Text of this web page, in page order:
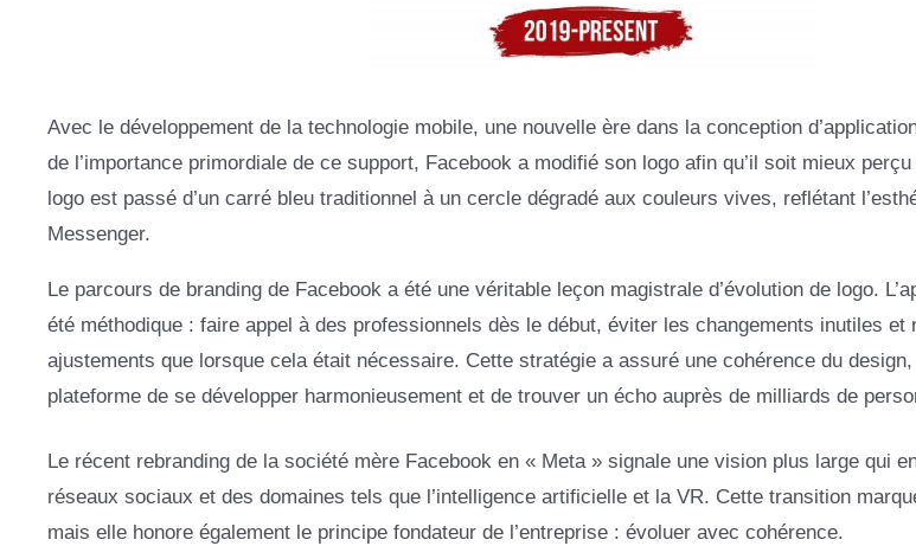
Avec le développement de la technologie mobile, une nouvelle ère dans la conception
de l’importance primordiale de ce support, Facebook a modifié son logo afin qu’il soit mieux
logo est passé d’un carré bleu traditionnel à un cercle dégradé aux couleurs vives, reflétant
Messenger.
Le parcours de branding de Facebook a été une véritable leçon magistrale d’évolution de logo.
été méthodique : faire appel à des professionnels dès le début, éviter les changements inutiles et
ajustements que lorsque cela était nécessaire. Cette stratégie a assuré une cohérence du
plateforme de se développer harmonieusement et de trouver un écho auprès de milliards de
Le récent rebranding de la société mère Facebook en « Meta » signale une vision plus large qui
réseaux sociaux et des domaines tels que l’intelligence artificielle et la VR. Cette transition
mais elle honore également le principe fondateur de l’entreprise : évoluer avec cohérence.